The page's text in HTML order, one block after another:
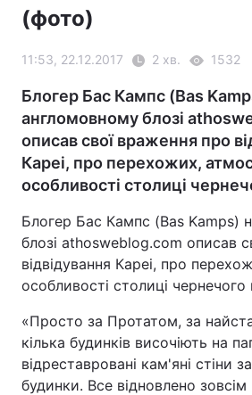
(фото)
11:53, 22.12.2017 2 хв. 1532
Блогер Бас Кампс (Bas
англомовному блозі
описав свої враження про
Кареі, про перехожих,
особливості столиці
Блогер Бас Кампс (Bas Kamps)
блозі athosweblog.com описав
відвідування Кареі, про
особливості столиці чернечого
«Просто за Протатом, за
кілька будинків височіють на
відреставровані кам'яні стіни
будинки. Все відновлено